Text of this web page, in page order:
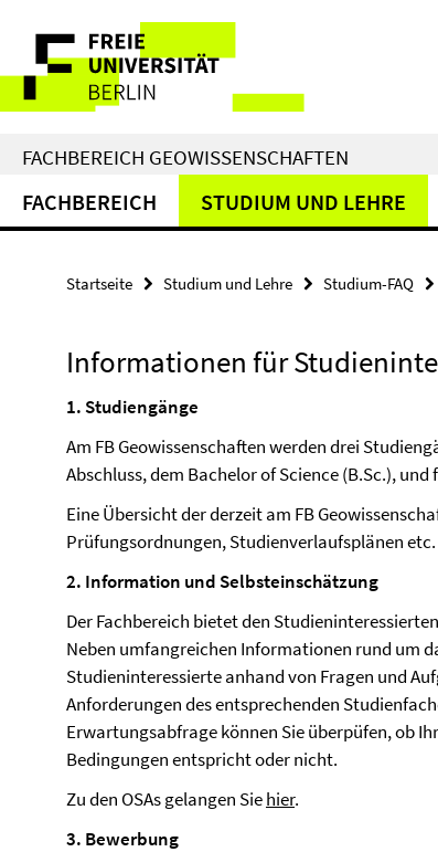
direkt
Inhalt
Service-
Navigation
FACHBEREICH GEOWISSENSCHAFTEN
FACHBEREICH STUDIUM UND LEHRE
Startseite Studium und Lehre Studium-FAQ
Informationen für
1. Studiengänge
Am FB Geowissenschaften werden drei
Abschluss, dem Bachelor of Science (B.Sc.),
Eine Übersicht der derzeit am FB
Prüfungsordnungen, Studienverlaufsplänen
2. Information und Selbsteinschätzung
Der Fachbereich bietet den Studieninteressierten
Neben umfangreichen Informationen rund um
Studieninteressierte anhand von Fragen und
Anforderungen des entsprechenden
Erwartungsabfrage können Sie überpüfen, ob
Bedingungen entspricht oder nicht.
Zu den OSAs gelangen Siehier.
3. Bewerbung